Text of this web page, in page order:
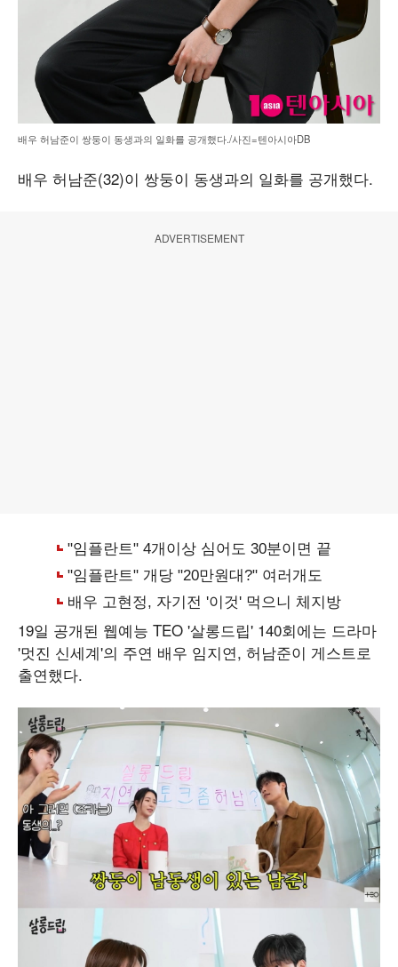
배우 허남준이 쌍둥이 동생과의 일화를 공개했다./사진=텐아시아DB
배우 허남준(32)이 쌍둥이 동생과의 일화를 공개했다.
ADVERTISEMENT
19일 공개된 웹예능 TEO '살롱드립' 140회에는 드라마
'멋진 신세계'의 주연 배우 임지연, 허남준이 게스트로
출연했다.